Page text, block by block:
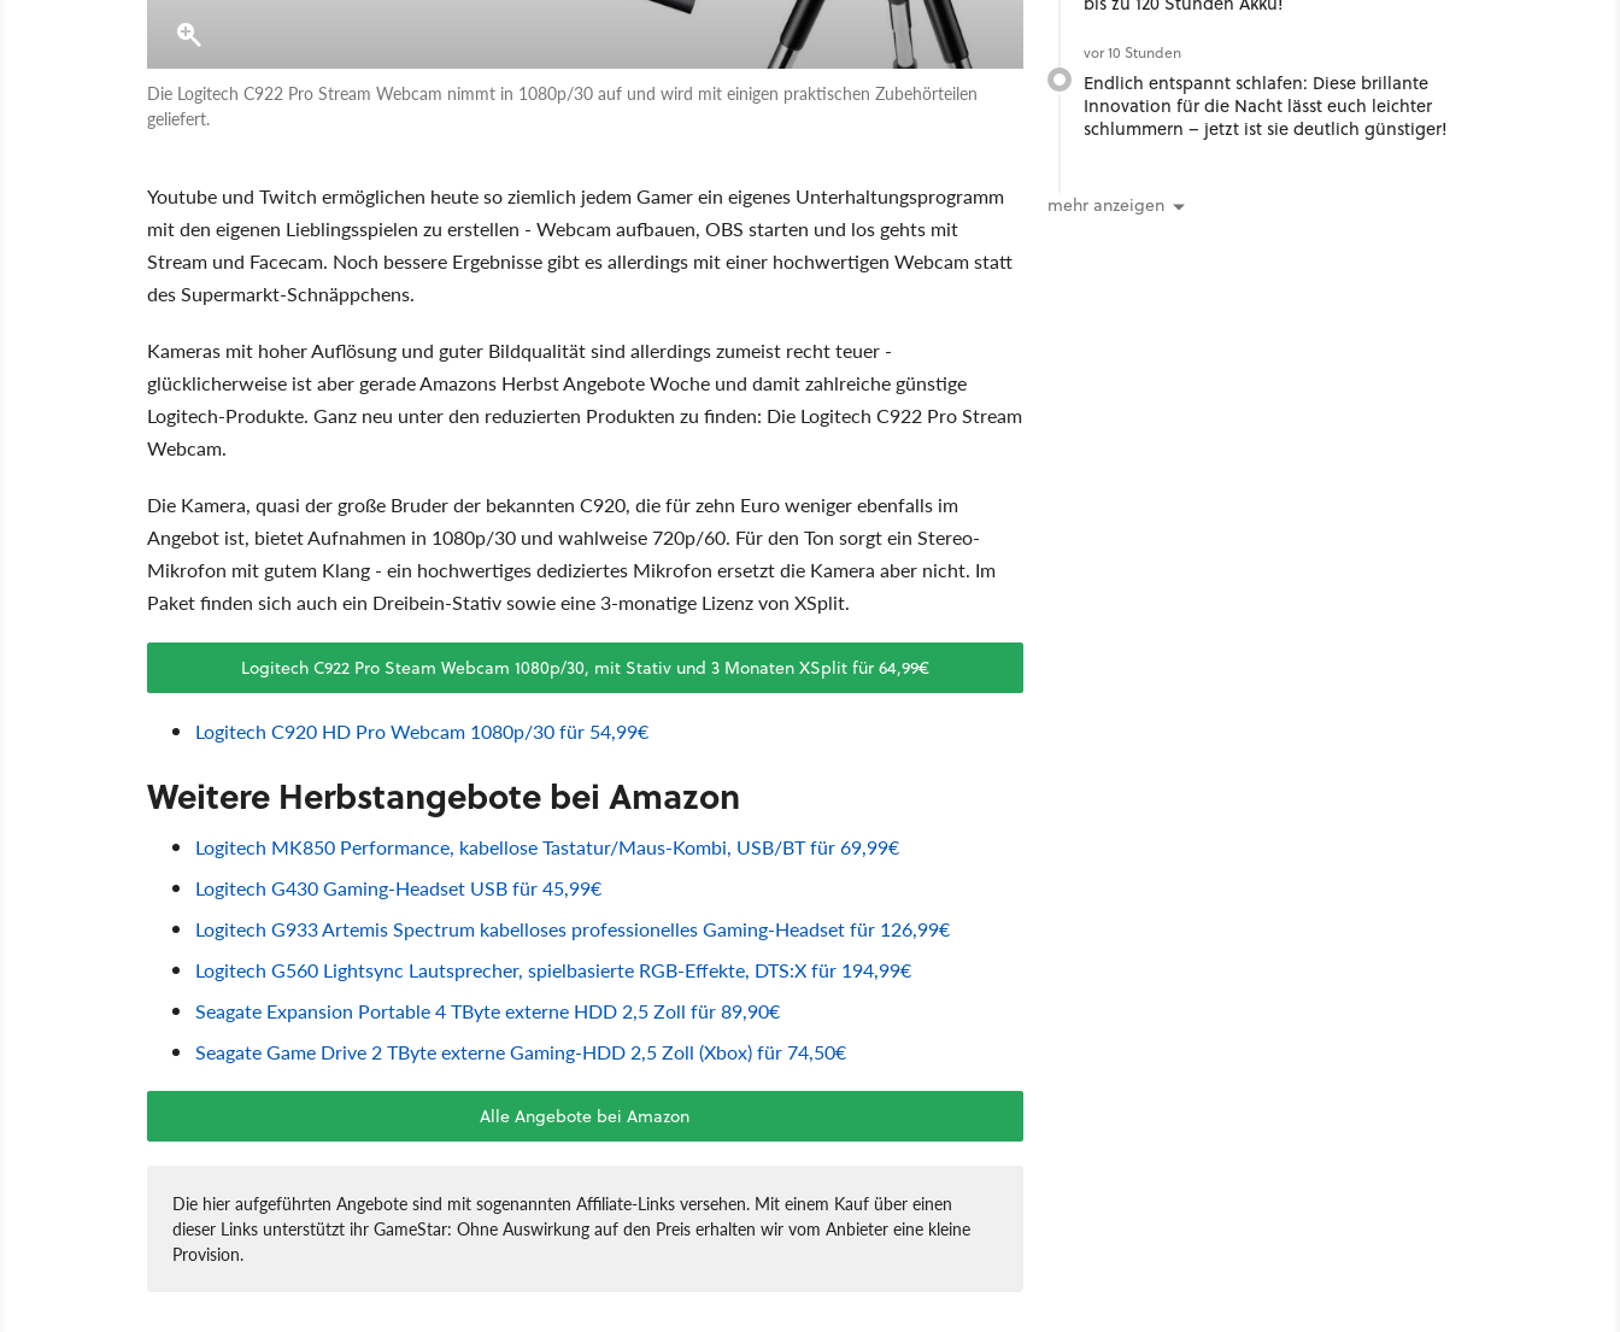
Die Logitech C922 Pro Stream Webcam nimmt in 1080p/30 auf und wird mit einigen praktischen Zubehörteilen
geliefert.
Youtube und Twitch ermöglichen heute so ziemlich jedem Gamer ein eigenes Unterhaltungsprogramm
mit den eigenen Lieblingsspielen zu erstellen - Webcam aufbauen, OBS starten und los gehts mit
Stream und Facecam. Noch bessere Ergebnisse gibt es allerdings mit einer hochwertigen Webcam statt
des Supermarkt-Schnäppchens.
Kameras mit hoher Auflösung und guter Bildqualität sind allerdings zumeist recht teuer -
glücklicherweise ist aber gerade Amazons Herbst Angebote Woche und damit zahlreiche günstige
Logitech-Produkte. Ganz neu unter den reduzierten Produkten zu finden: Die Logitech C922 Pro Stream
Webcam.
Die Kamera, quasi der große Bruder der bekannten C920, die für zehn Euro weniger ebenfalls im
Angebot ist, bietet Aufnahmen in 1080p/30 und wahlweise 720p/60. Für den Ton sorgt ein Stereo-
Mikrofon mit gutem Klang - ein hochwertiges dediziertes Mikrofon ersetzt die Kamera aber nicht. Im
Paket finden sich auch ein Dreibein-Stativ sowie eine 3-monatige Lizenz von XSplit.
Logitech C922 Pro Steam Webcam 1080p/30, mit Stativ und 3 Monaten XSplit für 64,99€
Logitech C920 HD Pro Webcam 1080p/30 für 54,99€
Weitere Herbstangebote bei Amazon
Logitech MK850 Performance, kabellose Tastatur/Maus-Kombi, USB/BT für 69,99€
Logitech G430 Gaming-Headset USB für 45,99€
Logitech G933 Artemis Spectrum kabelloses professionelles Gaming-Headset für 126,99€
Logitech G560 Lightsync Lautsprecher, spielbasierte RGB-Effekte, DTS:X für 194,99€
Seagate Expansion Portable 4 TByte externe HDD 2,5 Zoll für 89,90€
Seagate Game Drive 2 TByte externe Gaming-HDD 2,5 Zoll (Xbox) für 74,50€
Alle Angebote bei Amazon
Die hier aufgeführten Angebote sind mit sogenannten Affiliate-Links versehen. Mit einem Kauf über einen
dieser Links unterstützt ihr GameStar: Ohne Auswirkung auf den Preis erhalten wir vom Anbieter eine kleine
Provision.
vor 10 Stunden
Endlich entspannt schlafen: Diese brillante
Innovation für die Nacht lässt euch leichter
schlummern – jetzt ist sie deutlich günstiger!
mehr anzeigen